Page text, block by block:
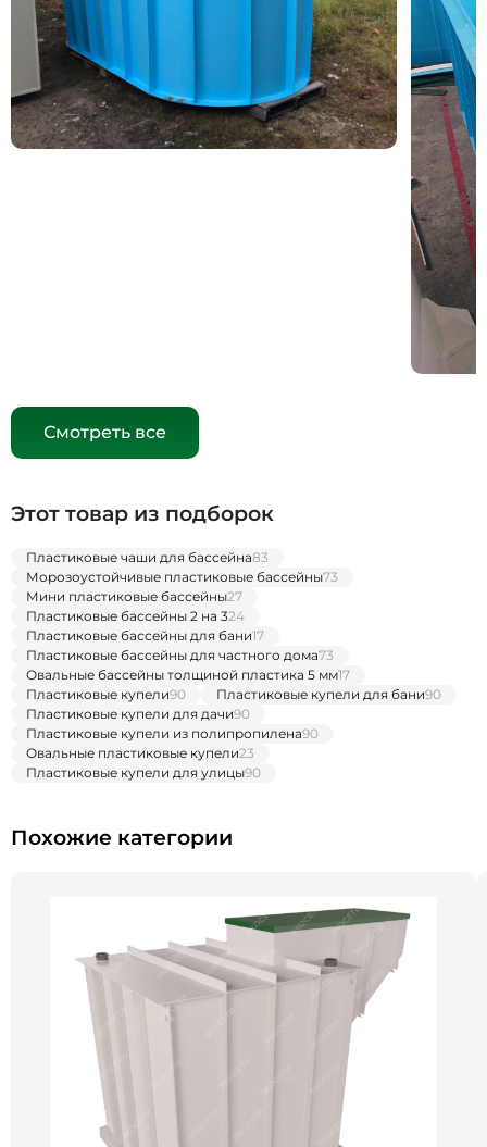
Смотреть все
Этот товар из подборок
Пластиковые чаши для бассейна83
Морозоустойчивые пластиковые бассейны73
Мини пластиковые бассейны27
Пластиковые бассейны 2 на 324
Пластиковые бассейны для бани17
Пластиковые бассейны для частного дома73
Овальные бассейны толщиной пластика 5 мм17
Пластиковые купели90 Пластиковые купели для бани90
Пластиковые купели для дачи90
Пластиковые купели из полипропилена90
Овальные пластиковые купели23
Пластиковые купели для улицы90
Похожие категории